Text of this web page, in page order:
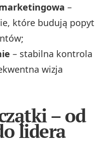
–
które budują popyt
– stabilna kontrola
wizja
– od
lidera